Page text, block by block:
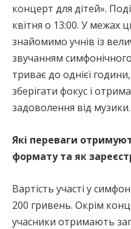
концерт для дітей».
квітня о 13:00. У межах
знайомимо учнів із
звучанням
триває до однієї
зберігати фокус і
задоволення від музики.
Які переваги
формату та як
Вартість участі у
200 гривень. Окрім
учасники отримають